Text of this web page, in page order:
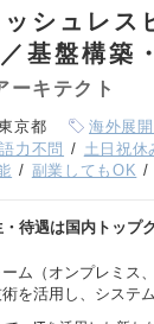
シュレス
基盤構築
ーキテクト
京都 海外展
力不問 土日祝休
副業してもOK
待遇は国内トップ
ム（オンプレミス
を活用し、システ